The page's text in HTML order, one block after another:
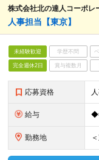
株式会社北の達人コーポレ
人事担当【東京】
未経験歓迎 学歴不問
完全週休2日 賞与複数月
応募資格
給与
勤務地